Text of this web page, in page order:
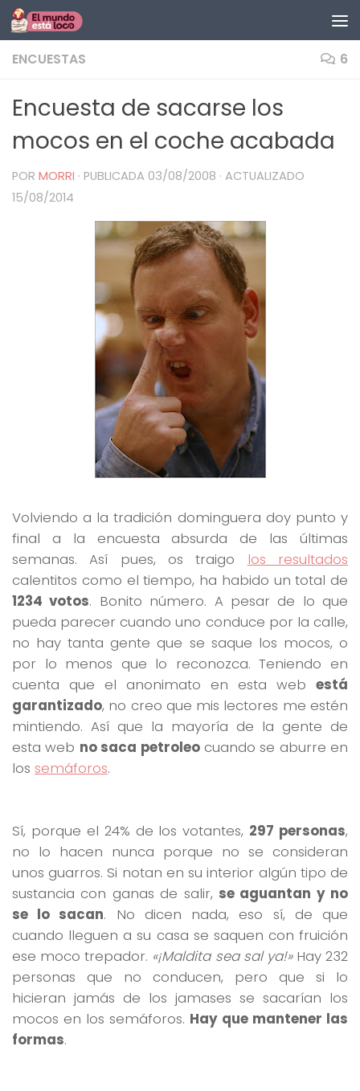
Saltar al contenido
ENCUESTAS 6
Encuesta de sacarse los
mocos en el coche acabada
POR MORRI · PUBLICADA 03/08/2008 · ACTUALIZADO
15/08/2014
Volviendo a la tradición dominguera doy punto y
final a la encuesta absurda de las últimas
semanas. Así pues, os traigo los resultados
calentitos como el tiempo, ha habido un total de
1234 votos. Bonito número. A pesar de lo que
pueda parecer cuando uno conduce por la calle,
no hay tanta gente que se saque los mocos, o
por lo menos que lo reconozca. Teniendo en
cuenta que el anonimato en esta web está
garantizado, no creo que mis lectores me estén
mintiendo. Así que la mayoría de la gente de
esta web no saca petroleocuando se aburre en
los semáforos.
Sí, porque el 24% de los votantes, 297 personas,
no lo hacen nunca porque no se consideran
unos guarros. Si notan en su interior algún tipo de
sustancia con ganas de salir, se aguantan y no
se lo sacan. No dicen nada, eso sí, de que
cuando lleguen a su casa se saquen con fruición
ese moco trepador. «¡Maldita sea sal ya!»Hay 232
personas que no conducen, pero que si lo
hicieran jamás de los jamases se sacarían los
mocos en los semáforos. Hay que mantener las
formas.